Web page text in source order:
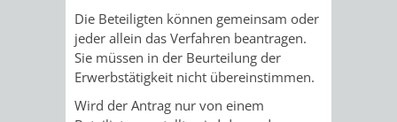
SOZIALE
AMT
Die Beteiligten können gemeinsam oder
jeder allein das Verfahren beantragen.
Sie müssen in der Beurteilung der
Erwerbstätigkeit nicht übereinstimmen.
Wird der Antrag nur von einem